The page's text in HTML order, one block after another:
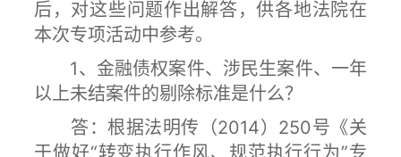
后，对这些问题作出解答，供各地法院在
本次专项活动中参考。
1、金融债权案件、涉民生案件、一年
以上未结案件的剔除标准是什么？
答：根据法明传（2014）250号《关
于做好“转变执行作风、规范执行行为”专